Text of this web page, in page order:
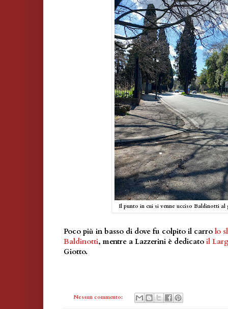
Il punto in cui si venne ucciso Baldinotti
Poco più in basso di dove fu colpito il carro lo
Baldinotti, mentre a Lazzerini è dedicato il
Giotto.
Nessun commento: